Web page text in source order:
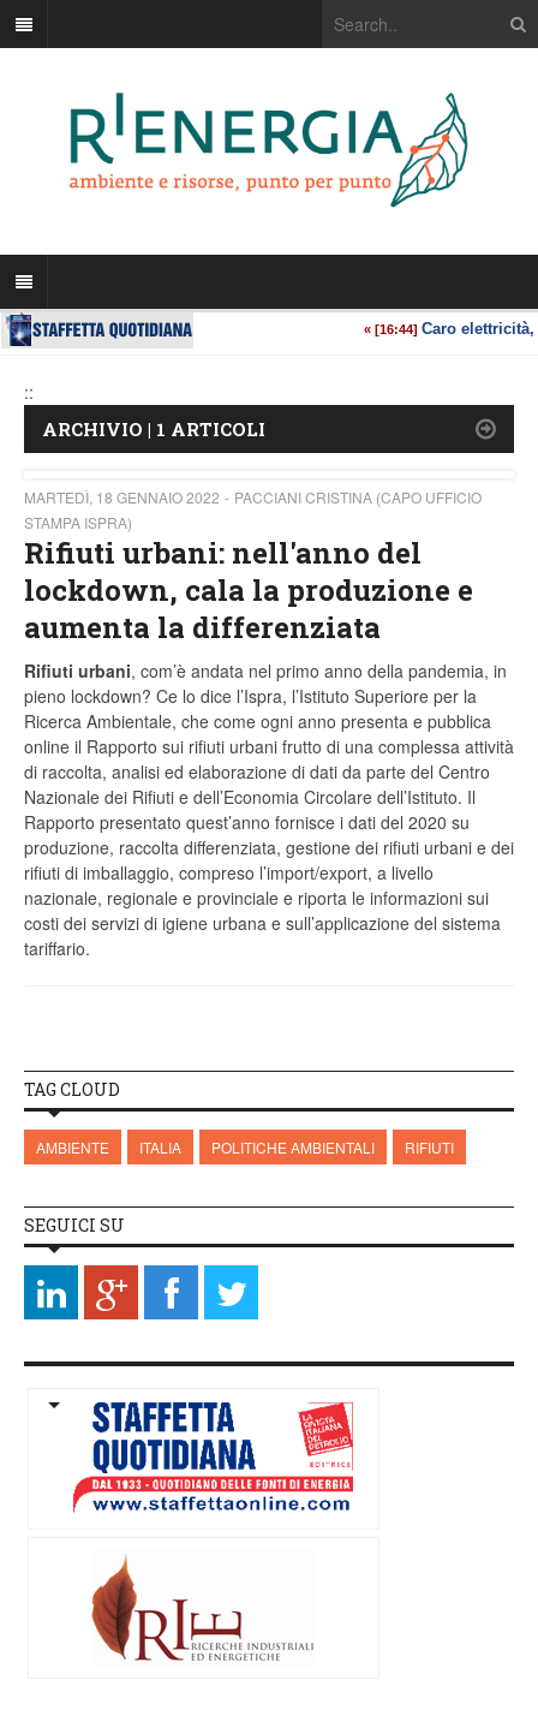
::
ARCHIVIO | 1 ARTICOLI
MARTEDÌ, 18 GENNAIO 2022
PACCIANI CRISTINA (CAPO UFFICIO
STAMPA ISPRA)
Rifiuti urbani: nell'anno del
lockdown, cala la produzione e
aumenta la differenziata
Rifiuti urbani, com’è andata nel primo anno della pandemia, in
pieno lockdown? Ce lo dice l’Ispra, l’Istituto Superiore per la
Ricerca Ambientale, che come ogni anno presenta e pubblica
online il Rapporto sui rifiuti urbani frutto di una complessa attività
di raccolta, analisi ed elaborazione di dati da parte del Centro
Nazionale dei Rifiuti e dell’Economia Circolare dell’Istituto. Il
Rapporto presentato quest’anno fornisce i dati del 2020 su
produzione, raccolta differenziata, gestione dei rifiuti urbani e dei
rifiuti di imballaggio, compreso l’import/export, a livello
nazionale, regionale e provinciale e riporta le informazioni sui
costi dei servizi di igiene urbana e sull’applicazione del sistema
tariffario.
TAG CLOUD
AMBIENTE ITALIA POLITICHE AMBIENTALI RIFIUTI
SEGUICI SU